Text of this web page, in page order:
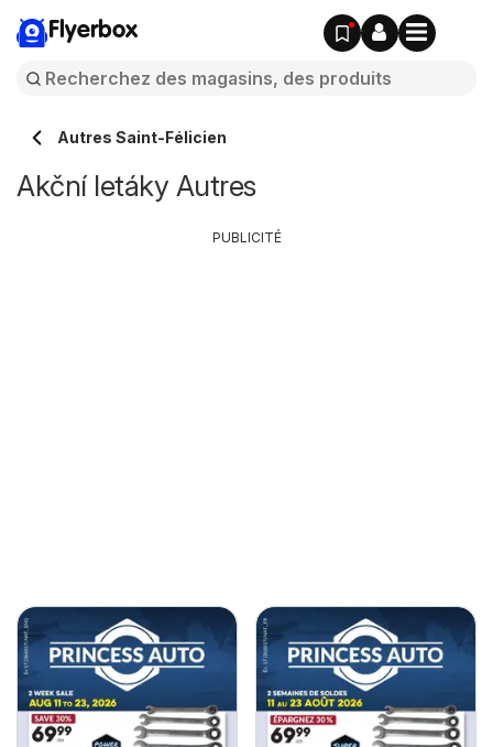
Flyerbox
Autres Saint-Félicien
Akční letáky Autres
PUBLICITÉ